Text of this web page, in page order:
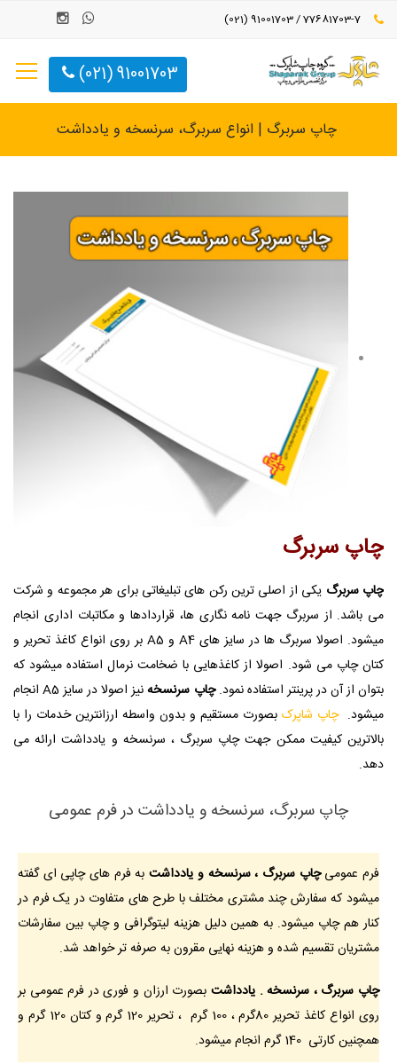
91001703 (021)
چاپ سربرگ | انواع سربرگ، سرنسخه و یادداشت
چاپ سربرگ
چاپ سربرگ یکی از اصلی ترین رکن های تبلیغاتی برای هر مجموعه و شرکت
می باشد. از سربرگ جهت نامه نگاری ها، قراردادها و مکاتبات اداری انجام
میشود. اصولا سربرگ ها در سایز های A4 و A5 بر روی انواع کاغذ تحریر و
کتان چاپ می شود. اصولا از کاغذهایی با ضخامت نرمال استفاده میشود که
بتوان از آن در پرینتر استفاده نمود.چاپ سرنسخه
نیز اصولا در سایز A5 انجام
میشود.چاپ شاپرک بصورت مستقیم و بدون واسطه ارزانترین خدمات را با
بالاترین کیفیت ممکن جهت چاپ سربرگ ، سرنسخه و یادداشت ارائه می
دهد.
چاپ سربرگ، سرنسخه و یادداشت در فرم عمومی
فرم عمومیچاپ سربرگ ، سرنسخه و یادداشتبه فرم های چاپی ای گفته
میشود که سفارش چند مشتری مختلف با طرح های متفاوت در یک فرم در
کنار هم چاپ میشود. به همین دلیل هزینه لیتوگرافی و چاپ بین سفارشات
مشتریان تقسیم شده و هزینه نهایی مقرون به صرفه تر خواهد شد.
چاپ سربرگ ، سرنسخه . یادداشت بصورت ارزان و فوری در فرم عمومی بر
روی انواع کاغذ تحریر 80گرم ، 100 گرم ، تحریر 120 گرم و کتان 120 گرم و
همچنین کارتی 140 گرم انجام میشود.